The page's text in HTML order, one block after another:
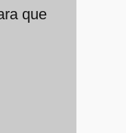
que